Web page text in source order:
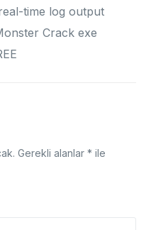
time log output
Crack exe
Gerekli alanlar* ile